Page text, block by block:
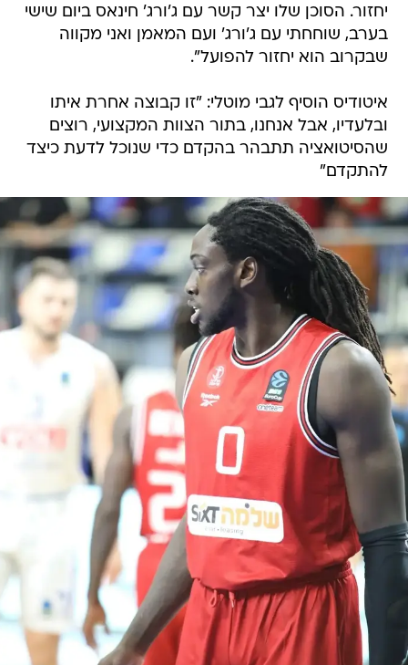
יחזור. הסוכן שלו יצר קשר עם ג'ורג' חינאס ביום שישי
בערב, שוחחתי עם ג'ורג' ועם המאמן ואני מקווה
שבקרוב הוא יחזור להפועל".
איטודיס הוסיף לגבי מוטלי: "זו קבוצה אחרת איתו
ובלעדיו, אבל אנחנו, בתור הצוות המקצועי, רוצים
שהסיטואציה תתבהר בהקדם כדי שנוכל לדעת כיצד
להתקדם"